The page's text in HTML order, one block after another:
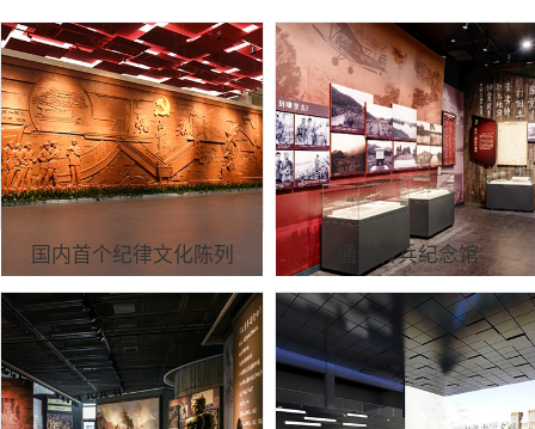
国内首个纪律文化陈列 通道转兵纪念馆